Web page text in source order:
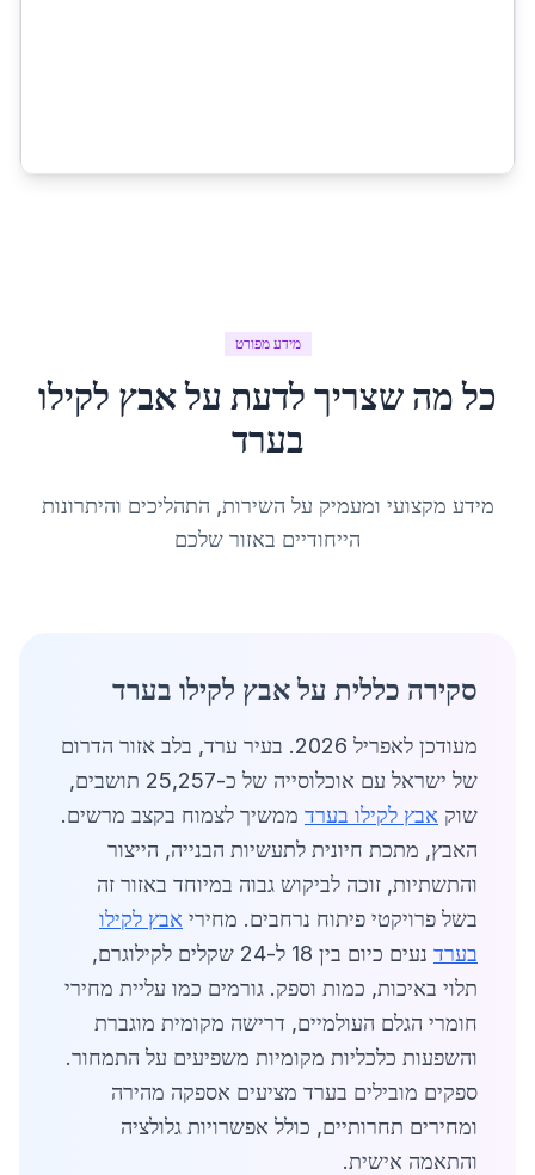
מידע מפורט
כל מה שצריך לדעת עלאבץ לקילו
בערד
מידע מקצועי ומעמיק על השירות, התהליכים והיתרונות
הייחודיים באזור שלכם
סקירה כללית על אבץ לקילו בערד
מעודכן לאפריל 2026. בעיר ערד, בלב אזור הדרום
של ישראל עם אוכלוסייה של כ-25,257 תושבים,
שוק אבץ לקילו בערד ממשיך לצמוח בקצב מרשים.
האבץ, מתכת חיונית לתעשיות הבנייה, הייצור
והתשתיות, זוכה לביקוש גבוה במיוחד באזור זה
בשל פרויקטי פיתוח נרחבים. מחירי אבץ לקילו
בערד
נעים כיום בין 18 ל-24 שקלים לקילוגרם,
תלוי באיכות, כמות וספק. גורמים כמו עליית מחירי
חומרי הגלם העולמיים, דרישה מקומית מוגברת
והשפעות כלכליות מקומיות משפיעים על התמחור.
ספקים מובילים בערד מציעים אספקה מהירה
ומחירים תחרותיים, כולל אפשרויות גלולציה
והתאמה אישית.